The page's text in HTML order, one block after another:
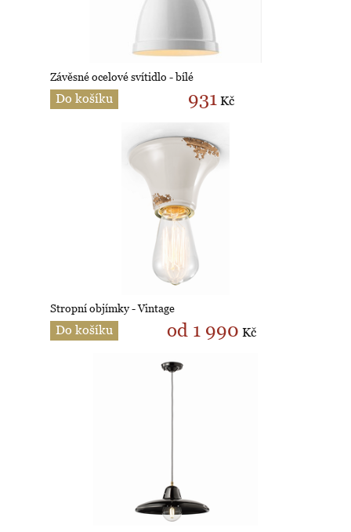
Závěsné ocelové svítidlo - bílé
Do košíku 931 Kč
Stropní objímky - Vintage
Do košíku od 1 990 Kč